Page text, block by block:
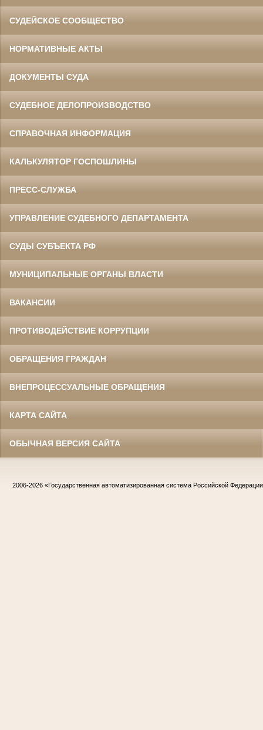
СУДЕЙСКОЕ СООБЩЕСТВО
НОРМАТИВНЫЕ АКТЫ
ДОКУМЕНТЫ СУДА
СУДЕБНОЕ ДЕЛОПРОИЗВОДСТВО
СПРАВОЧНАЯ ИНФОРМАЦИЯ
КАЛЬКУЛЯТОР ГОСПОШЛИНЫ
ПРЕСС-СЛУЖБА
УПРАВЛЕНИЕ СУДЕБНОГО ДЕПАРТАМЕНТА
СУДЫ СУБЪЕКТА РФ
МУНИЦИПАЛЬНЫЕ ОРГАНЫ ВЛАСТИ
ВАКАНСИИ
ПРОТИВОДЕЙСТВИЕ КОРРУПЦИИ
ОБРАЩЕНИЯ ГРАЖДАН
ВНЕПРОЦЕССУАЛЬНЫЕ ОБРАЩЕНИЯ
КАРТА САЙТА
ОБЫЧНАЯ ВЕРСИЯ САЙТА
2006-2026 «Государственная автоматизированная система Российской